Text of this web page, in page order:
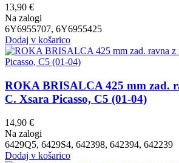
13,90 €
Na zalogi
6Y6955707, 6Y6955425
Dodaj v košarico
ROKA BRISALCA 425 mm zad.
C. Xsara Picasso, C5 (01-04)
14,90 €
Na zalogi
6429Q5, 6429S4, 642398, 642394, 642239
Dodaj v košarico